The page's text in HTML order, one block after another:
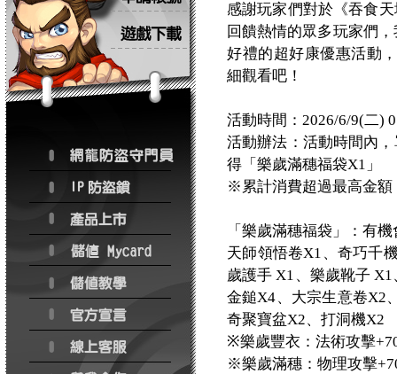
感謝玩家們對於《吞食
回饋熱情的眾多玩家們
好禮的超好康優惠活動
細觀看吧！
活動時間：2026/6/9(二)
活動辦法：活動時間內
得「樂歲滿穗福袋X1」
※累計消費超過最高金額
「樂歲滿穗福袋」：有
天師領悟卷X1、奇巧千
歲護手 X1、樂歲靴子
金鎚X4、大宗生意卷X2
奇聚寶盆X2、打洞機X2
※樂歲豐衣：法術攻擊
※樂歲滿穗：物理攻擊